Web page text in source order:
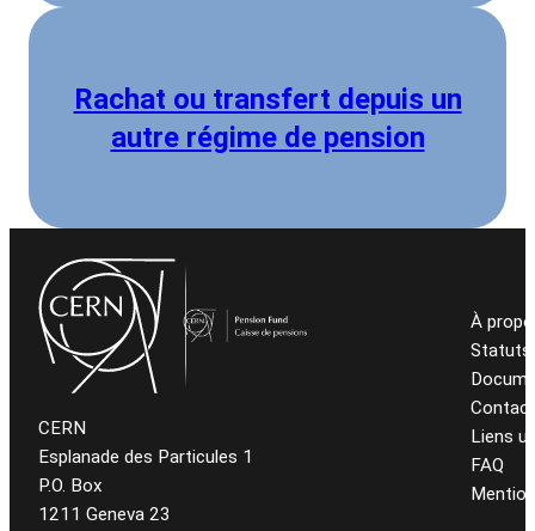
Rachat ou transfert depuis un
autre régime de pension
CERN
Esplanade des Particules 1
P.O. Box
1211 Geneva 23
À
Statuts
Liens
FAQ